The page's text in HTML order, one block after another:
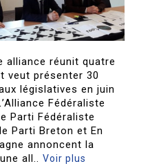
alliance réunit quatre
veut présenter 30
législatives en juin
Fédéraliste
Parti Fédéraliste
Parti Breton et En
annoncent la
all..Voir plus